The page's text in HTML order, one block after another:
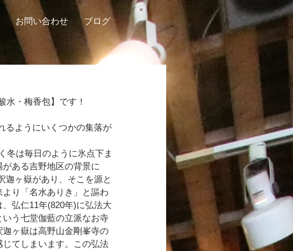
お問い合わせ ブログ
水・梅香包】です！
るようにいくつかの集落が
冬は毎日のように氷点下ま
ある吉野地区の背景に
迦ヶ嶽があり、そこを源と
り「名水ありき」と謳わ
弘仁11年(820年)に弘法大
う七堂伽藍の立派なお寺
ヶ嶽は高野山金剛峯寺の
てしまいます。この弘法